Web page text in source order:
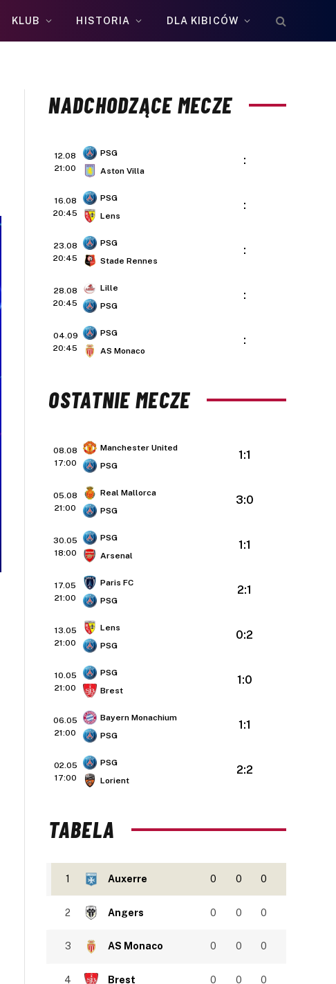
KLUB HISTORIA DLA KIBICÓW
NADCHODZĄCE MECZE
12.08
21:00
PSG
Aston Villa
:
16.08
20:45
PSG
Lens
:
23.08
20:45
PSG
Stade Rennes
:
28.08
20:45
Lille
PSG
:
04.09
20:45
PSG
AS Monaco
:
OSTATNIE MECZE
08.08
17:00
Manchester United
PSG
1:1
05.08
21:00
Real Mallorca
PSG
3:0
30.05
18:00
PSG
Arsenal
1:1
17.05
21:00
Paris FC
PSG
2:1
13.05
21:00
Lens
PSG
0:2
10.05
21:00
PSG
Brest
1:0
06.05
21:00
Bayern Monachium
PSG
1:1
02.05
17:00
PSG
Lorient
2:2
TABELA
1 Auxerre 0 0 0
2 Angers 0 0 0
3 AS Monaco 0 0 0
4 Brest 0 0 0